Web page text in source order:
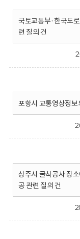
국토교통부·한국도
련 질의 건
포항시 교통영상정보
상주시 굴착공사 장
공 관련 질의 건